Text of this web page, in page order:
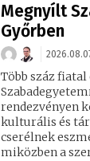
Megnyílt
Győrben
Több száz fiatal
rendezvényen
kulturális és
cserélnek
miközben a